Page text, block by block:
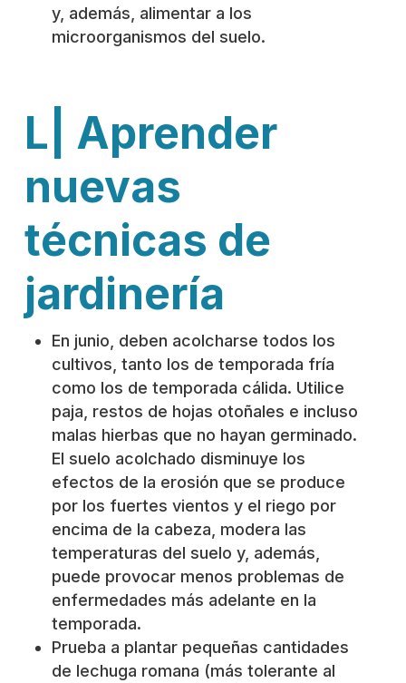
y, además, alimentar a los
microorganismos del suelo.
L| Aprender
nuevas
técnicas de
jardinería
En junio, deben acolcharse todos los
cultivos, tanto los de temporada fría
como los de temporada cálida. Utilice
paja, restos de hojas otoñales e incluso
malas hierbas que no hayan germinado.
El suelo acolchado disminuye los
efectos de la erosión que se produce
por los fuertes vientos y el riego por
encima de la cabeza, modera las
temperaturas del suelo y, además,
puede provocar menos problemas de
enfermedades más adelante en la
temporada.
Prueba a plantar pequeñas cantidades
de lechuga romana (más tolerante al